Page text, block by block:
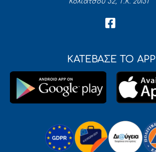
ΚΑΤΕΒΑΣΕ ΤΟ APP